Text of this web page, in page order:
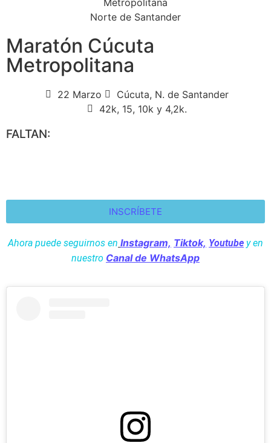
Maratón Cúcuta
Metropolitana
22 Marzo
Cúcuta, N. de Santander
42k, 15, 10k y 4,2k.
FALTAN:
INSCRÍBETE
Ahora puede seguirnos en Instagram, Tiktok, Youtube y en
nuestro Canal de WhatsApp